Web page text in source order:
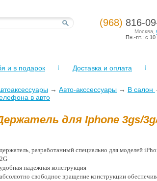
(968) 816-
Москва
Пн.-пт.: с 10
и в подарок Доставка и оплата
→ Авто-акссессуары → В салон
в авто
для Iphone 3gs/
разработанный специально для моделей
надежная конструкция
свободное вращение конструкции